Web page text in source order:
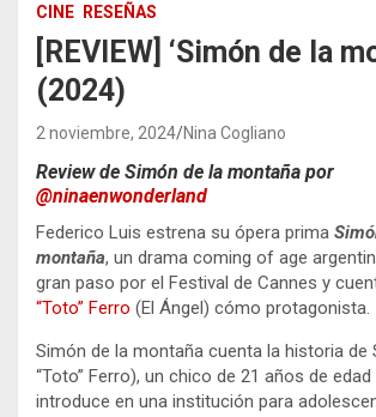
CINE RESEÑAS
[REVIEW] ‘Simón de la
(2024)
2 noviembre, 2024 Nina Cogliano
Review de Simón de la montaña por
@ninaenwonderland
Federico Luis estrena su ópera prima
montaña, un drama coming of age
gran paso por el Festival de Cannes y
“Toto” Ferro (El Ángel) cómo protagonista.
Simón de la montaña cuenta la historia de
“Toto” Ferro), un chico de 21 años de edad
introduce en una institución para